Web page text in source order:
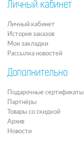
Личный кабинет
Личный кабинет
История заказов
Мои закладки
Рассылка новостей
Дополнительно
Подарочные сертификаты
Партнёры
Товары со скидкой
Архив
Новости